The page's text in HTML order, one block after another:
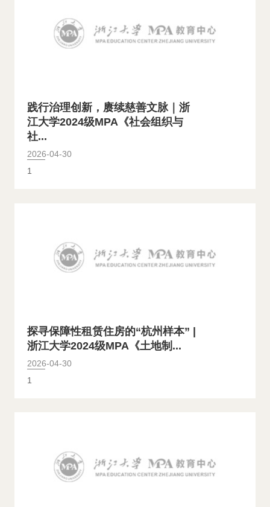
践行治理创新，赓续慈善文脉｜浙
江大学2024级MPA《社会组织与
社...
2026-04-30
1
探寻保障性租赁住房的“杭州样本” |
浙江大学2024级MPA《土地制...
2026-04-30
1